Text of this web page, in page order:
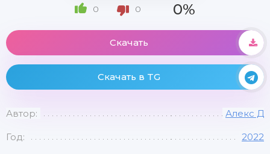
0 0 0%
Скачать
Скачать в TG
Автор: Алекс Д
Год: 2022